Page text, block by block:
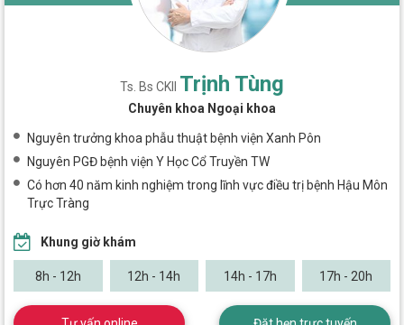
Ts. Bs CKII Trịnh Tùng
Chuyên khoa Ngoại khoa
Nguyên trưởng khoa phẫu thuật bệnh viện Xanh Pôn
Nguyên PGĐ bệnh viện Y Học Cổ Truyền TW
Có hơn 40 năm kinh nghiệm trong lĩnh vực điều trị bệnh Hậu Môn
Trực Tràng
Khung giờ khám
8h - 12h 12h - 14h 14h - 17h 17h - 20h